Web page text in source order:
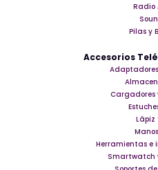
Radio
Pilas y
Accesorios
Cargadores
Herramientas e
Smartwatch